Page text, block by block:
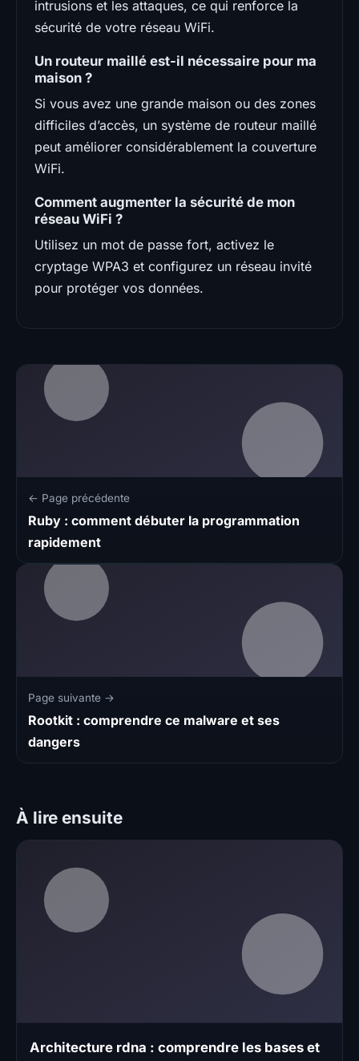
intrusions et les attaques, ce qui renforce la
sécurité de votre réseau WiFi.
Un routeur maillé est-il nécessaire pour ma
maison ?
Si vous avez une grande maison ou des zones
difficiles d’accès, un système de routeur maillé
peut améliorer considérablement la couverture
WiFi.
Comment augmenter la sécurité de mon
réseau WiFi ?
Utilisez un mot de passe fort, activez le
cryptage WPA3 et configurez un réseau invité
pour protéger vos données.
← Page précédente
Ruby : comment débuter la programmation
rapidement
Page suivante →
Rootkit : comprendre ce malware et ses
dangers
À lire ensuite
Architecture rdna : comprendre les bases et